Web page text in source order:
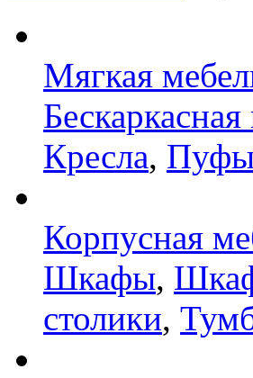
Мягкая
Кресла,
Корпусная
Шкафы,
столики,